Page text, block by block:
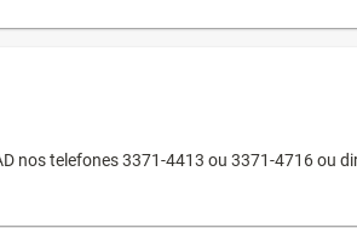
nos telefones 3371-4413 ou 3371-4716 ou